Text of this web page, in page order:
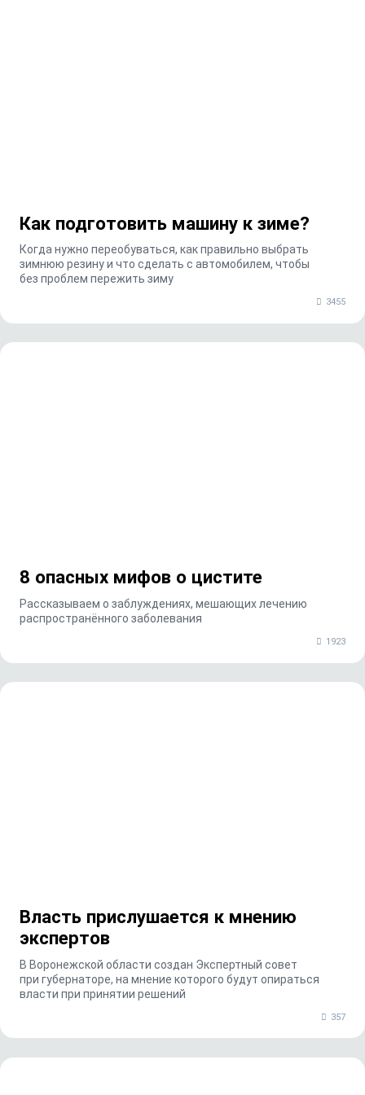
Как подготовить машину к зиме?
Когда нужно переобуваться, как правильно выбрать
зимнюю резину и что сделать с автомобилем, чтобы
без проблем пережить зиму
3455
8 опасных мифов о цистите
Рассказываем о заблуждениях, мешающих лечению
распространённого заболевания
1923
Власть прислушается к мнению
экспертов
В Воронежской области создан Экспертный совет
при губернаторе, на мнение которого будут опираться
власти при принятии решений
357